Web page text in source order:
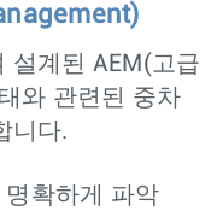
설계된 AEM(고급
와 관련된 중차
니다.
확하게 파악